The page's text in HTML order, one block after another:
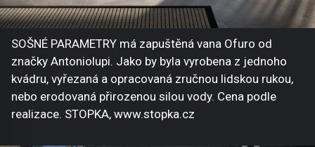
SOŠNÉ PARAMETRY má zapuštěná vana Ofuro od
značky Antoniolupi. Jako by byla vyrobena z jednoho
kvádru, vyřezaná a opracovaná zručnou lidskou rukou,
nebo erodovaná přirozenou silou vody. Cena podle
realizace. STOPKA, www.stopka.cz